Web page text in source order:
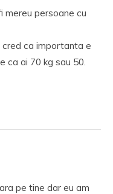
mereu persoane cu
cred ca importanta e
ca ai 70 kg sau 50.
pe tine dar eu am